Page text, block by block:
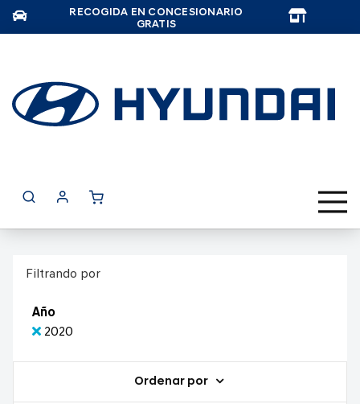
RECOGIDA EN CONCESIONARIO
GRATIS
Filtrando por
Año
2020
Ordenar por